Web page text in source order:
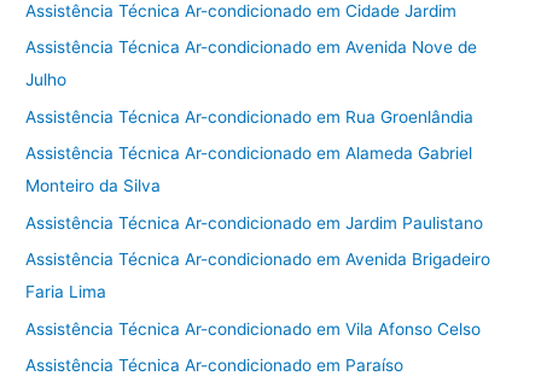
Assistência Técnica Ar-condicionado em Cidade Jardim
Assistência Técnica Ar-condicionado em Avenida Nove de
Julho
Assistência Técnica Ar-condicionado em Rua Groenlândia
Assistência Técnica Ar-condicionado em Alameda Gabriel
Monteiro da Silva
Assistência Técnica Ar-condicionado em Jardim Paulistano
Assistência Técnica Ar-condicionado em Avenida Brigadeiro
Faria Lima
Assistência Técnica Ar-condicionado em Vila Afonso Celso
Assistência Técnica Ar-condicionado em Paraíso